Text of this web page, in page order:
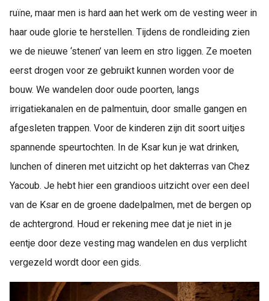
ruïne, maar men is hard aan het werk om de vesting weer in
haar oude glorie te herstellen. Tijdens de rondleiding zien
we de nieuwe ‘stenen’ van leem en stro liggen. Ze moeten
eerst drogen voor ze gebruikt kunnen worden voor de
bouw. We wandelen door oude poorten, langs
irrigatiekanalen en de palmentuin, door smalle gangen en
afgesleten trappen. Voor de kinderen zijn dit soort uitjes
spannende speurtochten. In de Ksar kun je wat drinken,
lunchen of dineren met uitzicht op het dakterras van Chez
Yacoub. Je hebt hier een grandioos uitzicht over een deel
van de Ksar en de groene dadelpalmen, met de bergen op
de achtergrond. Houd er rekening mee dat je niet in je
eentje door deze vesting mag wandelen en dus verplicht
vergezeld wordt door een gids.